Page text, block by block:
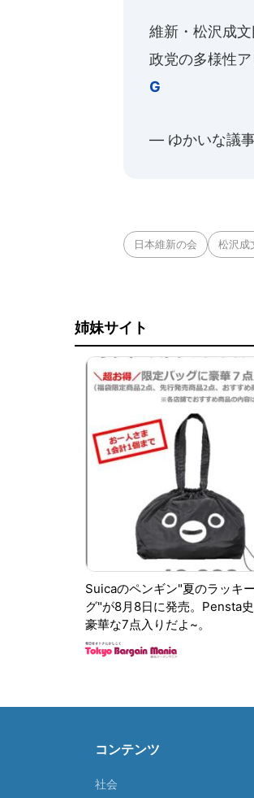
維新・松沢成
政党の多様性
G
— ゆかいな議
日本維新の会 松沢成
姉妹サイト
Suicaのペンギン"夏のラッキ
グ"が8月8日に発売。Pensta
豪華な7点入りだよ~。
コンテンツ
社会